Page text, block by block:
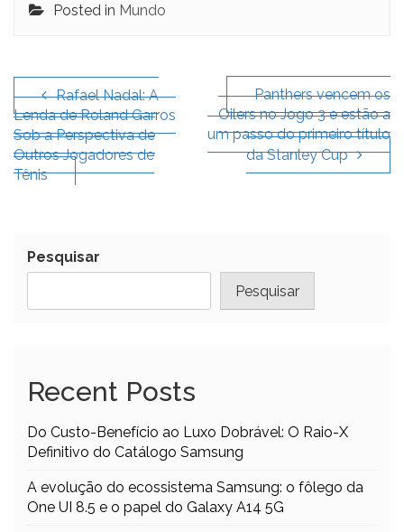
Posted in Mundo
Navegação
de
artigos
Rafael Nadal: A
Lenda de Roland Garros
Sob a Perspectiva de
Outros Jogadores de
Tênis
Panthers vencem os
Oilers no Jogo 3 e estão a
um passo do primeiro título
da Stanley Cup
Pesquisar
Pesquisar
Recent Posts
Do Custo-Benefício ao Luxo Dobrável: O Raio-X
Definitivo do Catálogo Samsung
A evolução do ecossistema Samsung: o fôlego da
One UI 8.5 e o papel do Galaxy A14 5G